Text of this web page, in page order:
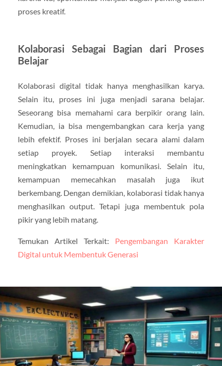
proses kreatif.
Kolaborasi Sebagai Bagian dari Proses
Belajar
Kolaborasi digital tidak hanya menghasilkan karya.
Selain itu, proses ini juga menjadi sarana belajar.
Seseorang bisa memahami cara berpikir orang lain.
Kemudian, ia bisa mengembangkan cara kerja yang
lebih efektif. Proses ini berjalan secara alami dalam
setiap proyek. Setiap interaksi membantu
meningkatkan kemampuan komunikasi. Selain itu,
kemampuan memecahkan masalah juga ikut
berkembang. Dengan demikian, kolaborasi tidak hanya
menghasilkan output. Tetapi juga membentuk pola
pikir yang lebih matang.
Temukan Artikel Terkait: Pengembangan Karakter
Digital untuk Membentuk Generasi